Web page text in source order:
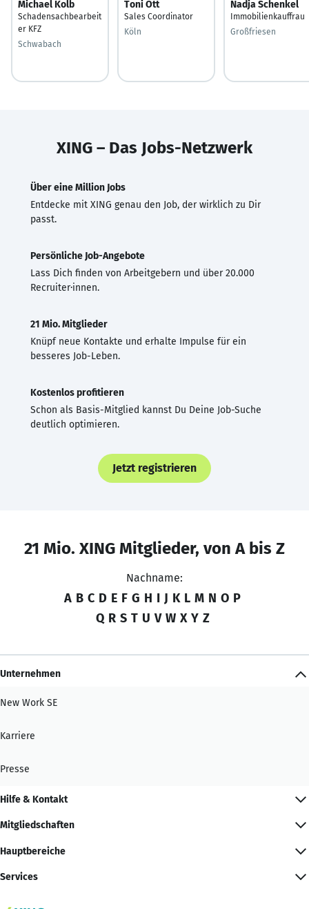
Michael Kolb
Schadensachbearbeit
er KFZ
Schwabach
Toni Ott
Sales Coordinator
Köln
Nadja Schenkel
Immobilienkauffrau
Großfriesen
XING – Das Jobs-Netzwerk
Über eine Million Jobs
Entdecke mit XING genau den Job, der wirklich zu Dir
passt.
Persönliche Job-Angebote
Lass Dich finden von Arbeitgebern und über 20.000
Recruiter·innen.
21 Mio. Mitglieder
Knüpf neue Kontakte und erhalte Impulse für ein
besseres Job-Leben.
Kostenlos profitieren
Schon als Basis-Mitglied kannst Du Deine Job-Suche
deutlich optimieren.
Jetzt registrieren
21 Mio. XING Mitglieder, von A bis Z
Nachname:
A B C D E F G H I J K L M N O P
Q R S T U V W X Y Z
Unternehmen
New Work SE
Karriere
Presse
Hilfe & Kontakt
Mitgliedschaften
Hauptbereiche
Services